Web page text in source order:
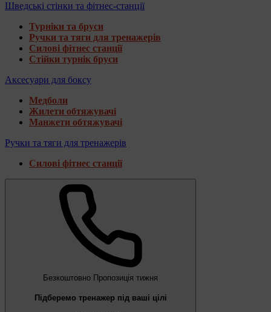
Шведські стінки та фітнес-станції
Турніки та бруси
Ручки та тяги для тренажерів
Силові фітнес станції
Стійки турнік бруси
Аксесуари для боксу
Медболи
Жилети обтяжувачі
Манжети обтяжувачі
Ручки та тяги для тренажерів
Силові фітнес станції
Безкоштовно Пропозиція тижня
Підберемо тренажер під ваші цілі